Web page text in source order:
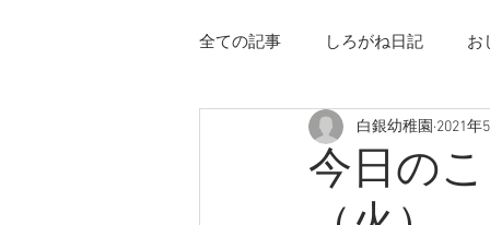
全ての記事 しろがね日記 お
今日の
白銀幼稚園 2021年